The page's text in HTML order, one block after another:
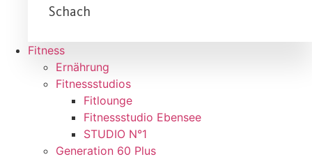
Schach
Fitness
Ernährung
Fitnessstudios
Fitlounge
Fitnessstudio Ebensee
STUDIO N°1
Generation 60 Plus